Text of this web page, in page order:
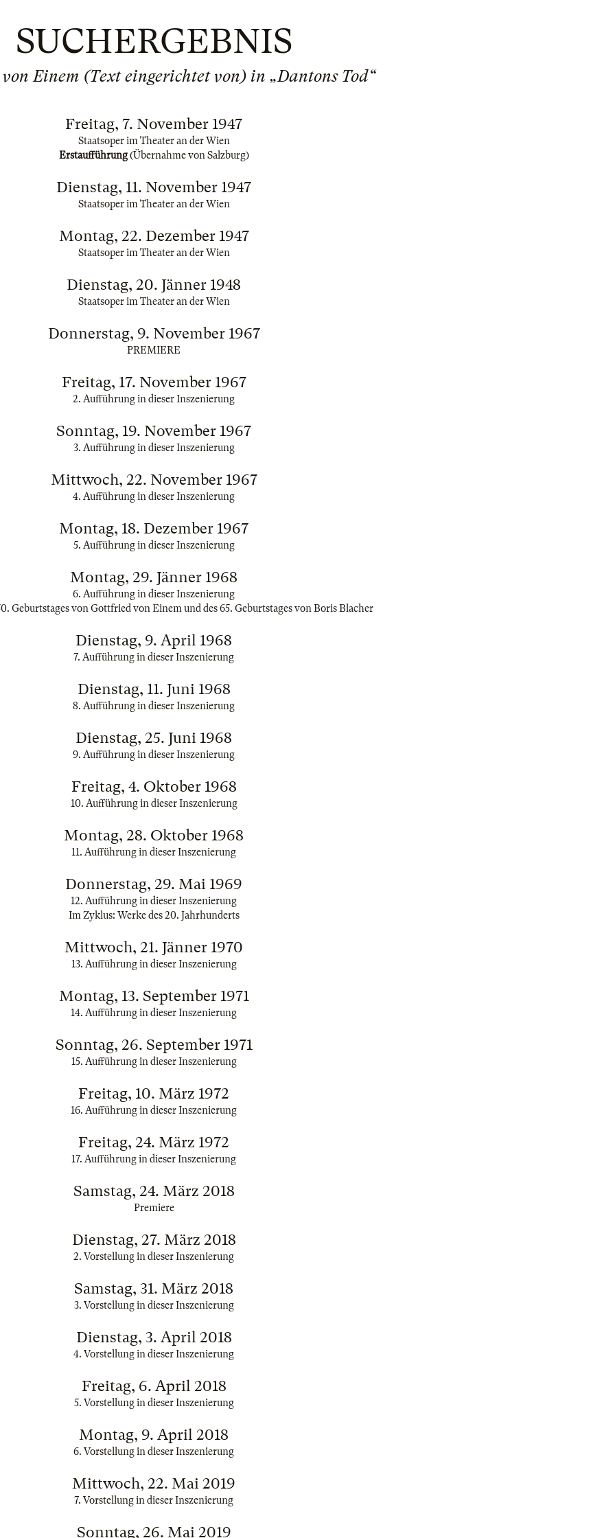
SUCHERGEBNIS
Einem (Text eingerichtet von) in „Dantons Tod“
Freitag, 7. November 1947
Staatsoper im Theater an der Wien
Erstaufführung(Übernahme von Salzburg)
Dienstag, 11. November 1947
Staatsoper im Theater an der Wien
Montag, 22. Dezember 1947
Staatsoper im Theater an der Wien
Dienstag, 20. Jänner 1948
Staatsoper im Theater an der Wien
Donnerstag, 9. November 1967
PREMIERE
Freitag, 17. November 1967
2. Aufführung in dieser Inszenierung
Sonntag, 19. November 1967
3. Aufführung in dieser Inszenierung
Mittwoch, 22. November 1967
4. Aufführung in dieser Inszenierung
Montag, 18. Dezember 1967
5. Aufführung in dieser Inszenierung
Montag, 29. Jänner 1968
6. Aufführung in dieser Inszenierung
Geburtstages von Gottfried von Einem und des 65. Geburtstages von Boris Blacher
Dienstag, 9. April 1968
7. Aufführung in dieser Inszenierung
Dienstag, 11. Juni 1968
8. Aufführung in dieser Inszenierung
Dienstag, 25. Juni 1968
9. Aufführung in dieser Inszenierung
Freitag, 4. Oktober 1968
10. Aufführung in dieser Inszenierung
Montag, 28. Oktober 1968
11. Aufführung in dieser Inszenierung
Donnerstag, 29. Mai 1969
12. Aufführung in dieser Inszenierung
Im Zyklus: Werke des 20. Jahrhunderts
Mittwoch, 21. Jänner 1970
13. Aufführung in dieser Inszenierung
Montag, 13. September 1971
14. Aufführung in dieser Inszenierung
Sonntag, 26. September 1971
15. Aufführung in dieser Inszenierung
Freitag, 10. März 1972
16. Aufführung in dieser Inszenierung
Freitag, 24. März 1972
17. Aufführung in dieser Inszenierung
Samstag, 24. März 2018
Premiere
Dienstag, 27. März 2018
2. Vorstellung in dieser Inszenierung
Samstag, 31. März 2018
3. Vorstellung in dieser Inszenierung
Dienstag, 3. April 2018
4. Vorstellung in dieser Inszenierung
Freitag, 6. April 2018
5. Vorstellung in dieser Inszenierung
Montag, 9. April 2018
6. Vorstellung in dieser Inszenierung
Mittwoch, 22. Mai 2019
7. Vorstellung in dieser Inszenierung
Sonntag, 26. Mai 2019